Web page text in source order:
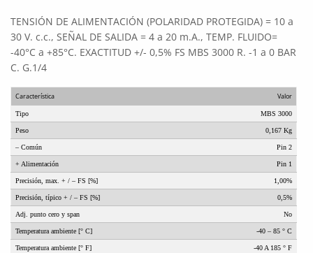
TENSIÓN DE ALIMENTACIÓN (POLARIDAD PROTEGIDA) = 10 a
30 V. c.c., SEÑAL DE SALIDA = 4 a 20 m.A., TEMP. FLUIDO=
-40°C a +85°C. EXACTITUD +/- 0,5% FS MBS 3000 R. -1 a 0 BAR
C. G.1/4
Característica Valor
Tipo MBS 3000
Peso 0,167 Kg
– Común Pin 2
+ Alimentación Pin 1
Precisión, max. + / – FS [%] 1,00%
Precisión, típico + / – FS [%] 0,5%
Adj. punto cero y span No
Temperatura ambiente [° C] -40 – 85 ° C
Temperatura ambiente [° F] -40 A 185 ° F